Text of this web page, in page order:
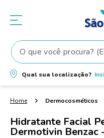
O que você procura? (Ex:
Qual sua localização?
Dermocosméticos
Hidratante Facial
Dermotivin Benzac
Termos mais
1º fralda
shampoo
4º fralda pampers